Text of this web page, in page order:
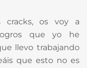
os voy a
que yo he
llevo trabajando
que esto no es